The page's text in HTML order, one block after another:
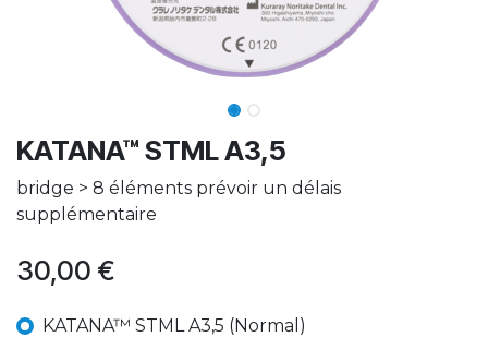
KATANA™ STML A3,5
bridge > 8 éléments prévoir un délais
supplémentaire
30,00 €
KATANA™ STML A3,5 (Normal)